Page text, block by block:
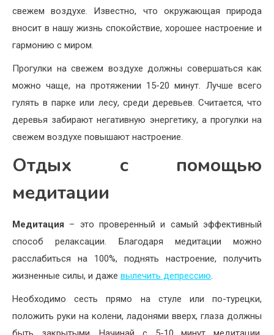
свежем воздухе. Известно, что окружающая природа
вносит в нашу жизнь спокойствие, хорошее настроение и
гармонию с миром.
Прогулки на свежем воздухе должны совершаться как
можно чаще, на протяжении 15-20 минут. Лучше всего
гулять в парке или лесу, среди деревьев. Считается, что
деревья забирают негативную энергетику, а прогулки на
свежем воздухе повышают настроение.
Отдых с помощью
медитации
Медитация – это проверенный и самый эффективный
способ релаксации. Благодаря медитации можно
расслабиться на 100%, поднять настроение, получить
жизненные силы, и даже вылечить депрессию.
Необходимо сесть прямо на стуле или по-турецки,
положить руки на колени, ладонями вверх, глаза должны